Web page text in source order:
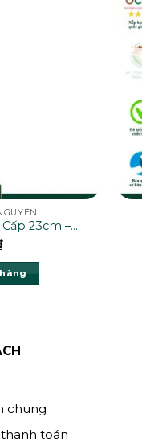
23cm –
chung
toán